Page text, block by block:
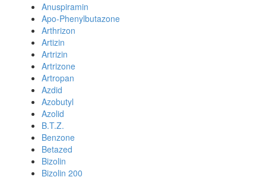
Anuspiramin
Apo-Phenylbutazone
Arthrizon
Artizin
Artrizin
Artrizone
Artropan
Azdid
Azobutyl
Azolid
B.T.Z.
Benzone
Betazed
Bizolin
Bizolin 200